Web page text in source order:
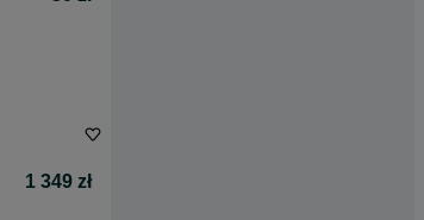
1 349 zł